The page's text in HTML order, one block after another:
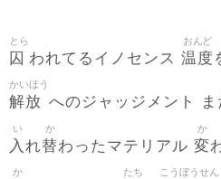
囚
とら
われてるイノセンス 温度
おんど
解放
かいほう
へのジャッジメント ま
入
い
れ替
か
わったマテリアル 変
か
か たち こうぼう せん